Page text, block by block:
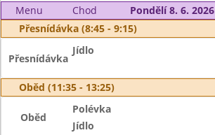
Menu Chod
Pondělí 8. 6. 2026
Přesnídávka (8:45 - 9:15)
Přesnídávka
Jídlo
Oběd (11:35 - 13:25)
Oběd
Polévka
Jídlo